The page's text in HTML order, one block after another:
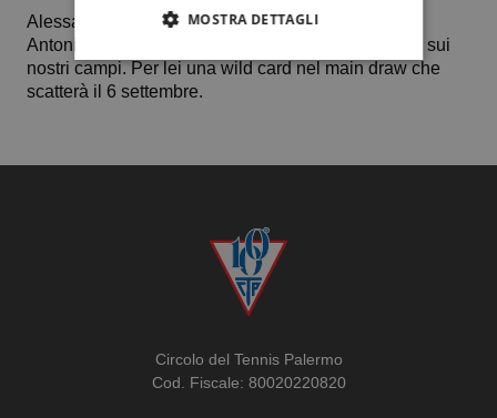
Alessandra sarà ai nastri di partenza del Trofeo
Antonino #Mercadante di scena a partire da lunedì sui
nostri campi. Per lei una wild card nel main draw che
scatterà il 6 settembre.
Circolo del Tennis Palermo
Cod. Fiscale: 80020220820
MOSTRA DETTAGLI